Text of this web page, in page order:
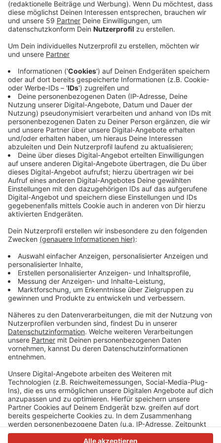
"1000 Gute Gründe" ist einfach eine unfassbar positive
Nummer. "Oft wissen wir erst, was wir an unseren
Partnern hatten, wenn wir uns von ihnen getrennt
haben.", sagt Adel Tawil im Interview mit uns. "Das
wollte ich umdrehen, ins Positive. Für jede Macke, für
jede Eigenheit liebe ich dich." Wir lieben diese Nummer.
Deswegen ist sie neu im besten Mix.
Anzeige
Wir benötigen Ihre
Zustimmung, um den YouTube
Video-Service zu laden!
Wir verwenden einen Service eines
Drittanbieters, um Videoinhalte
Daten zu Ihren Aktivitäten
Details durch und stimmen Sie der
Nutzung des Service zu, um dieses
Video anzusehen.
Mehr Informationen
Akzeptieren
powered byUsercentrics Consent
Adel Tawil "1000 gute Gründe" (Official Music Video)
Anzeige
Anzeige